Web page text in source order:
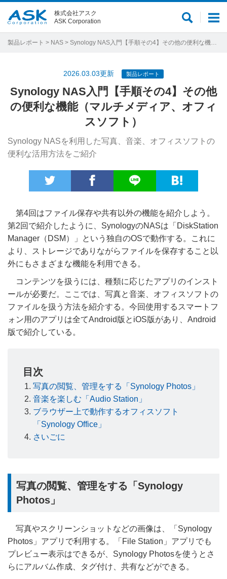
メ
ュ
サ
ト
株式会社アスク
ASK Corporation
製品レポート > NAS > Synology NAS入門【手順その4】その他の便利な機能（マルチメディア、オフィスソフト）
2026.03.03更新 製品レポート
Synology NAS入門【手順その4】その他
の便利な機能（マルチメディア、オフィ
スソフト）
Synology NASを利用した写真、音楽、オフィスソフトの
便利な活用方法をご紹介
第4回はファイル保存や共有以外の機能を紹介しよう。
第2回で紹介したように、SynologyのNASは「DiskStation
Manager（DSM）」という独自のOSで動作する。これに
より、ストレージでありながらファイルを保存すること以
外にもさまざまな機能を利用できる。
コンテンツを扱うには、種類に応じたアプリのインスト
ールが必要だ。ここでは、写真と音楽、オフィスソフトの
ファイルを扱う方法を紹介する。今回使用するスマートフ
ォン用のアプリは全てAndroid版とiOS版があり、Android
版で紹介している。
目次
写真の閲覧、管理をする「Synology Photos」
音楽を楽しむ「Audio Station」
ブラウザー上で動作するオフィスソフト
「Synology Office」
さいごに
写真の閲覧、管理をする「Synology
Photos」
写真やスクリーンショットなどの画像は、「Synology
Photos」アプリで利用する。「File Station」アプリでも
プレビュー表示はできるが、Synology Photosを使うとさ
らにアルバム作成、タグ付け、共有などができる。